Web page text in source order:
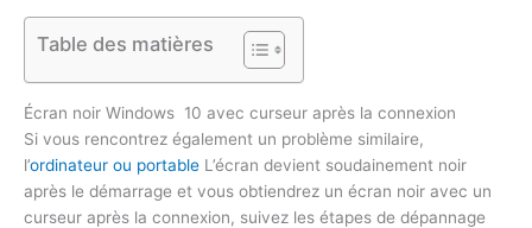
Table des matières
Écran noir Windows 10 avec curseur après la connexion
Si vous rencontrez également un problème similaire,
l’ordinateur ou portable L’écran devient soudainement noir
après le démarrage et vous obtiendrez un écran noir avec un
curseur après la connexion, suivez les étapes de dépannage